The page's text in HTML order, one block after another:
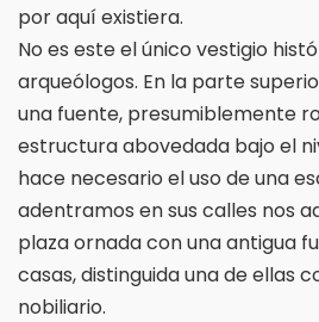
por aquí existiera.
No es este el único vestigio
arqueólogos. En la parte
una fuente, presumiblemente
estructura abovedada bajo el
hace necesario el uso de una
adentramos en sus calles nos
plaza ornada con una antigua
casas, distinguida una de ellas
nobiliario.